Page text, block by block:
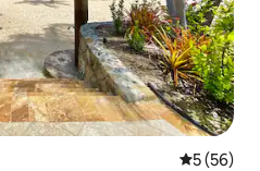
5 de uma
5 (56)